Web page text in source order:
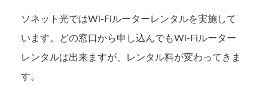
ソネット光ではWi-Fiルーターレンタルを実施して
います。どの窓口から申し込んでもWi-Fiルーター
レンタルは出来ますが、レンタル料が変わってきま
す。